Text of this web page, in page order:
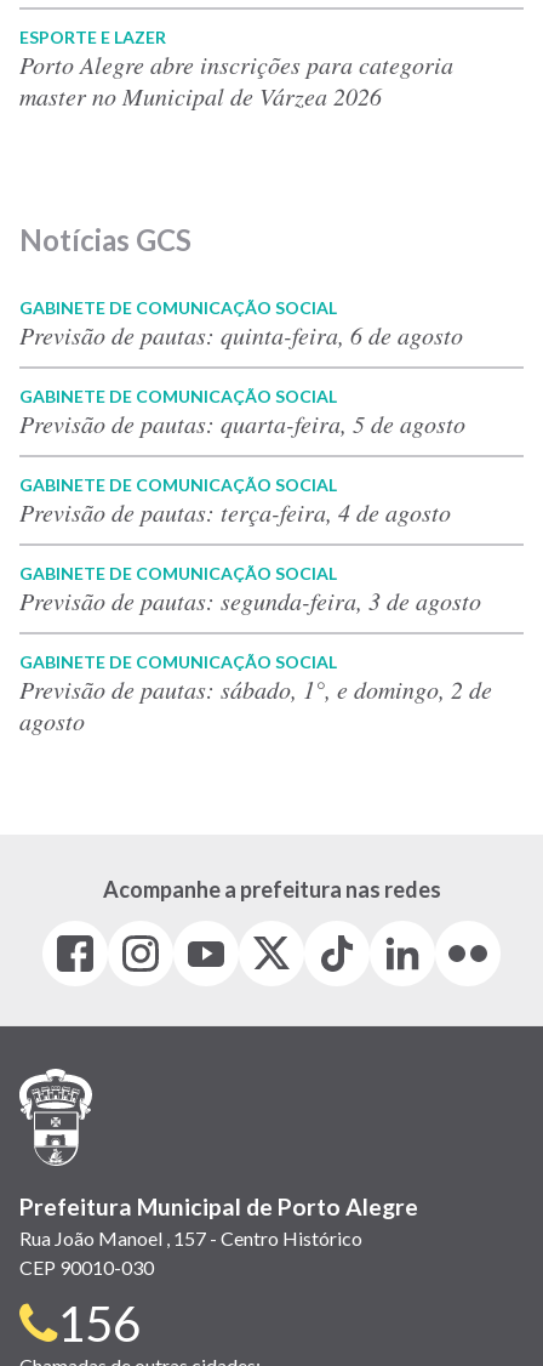
ESPORTE E LAZER
Porto Alegre abre inscrições para categoria
master no Municipal de Várzea 2026
Notícias GCS
GABINETE DE COMUNICAÇÃO SOCIAL
Previsão de pautas: quinta-feira, 6 de agosto
GABINETE DE COMUNICAÇÃO SOCIAL
Previsão de pautas: quarta-feira, 5 de agosto
GABINETE DE COMUNICAÇÃO SOCIAL
Previsão de pautas: terça-feira, 4 de agosto
GABINETE DE COMUNICAÇÃO SOCIAL
Previsão de pautas: segunda-feira, 3 de agosto
GABINETE DE COMUNICAÇÃO SOCIAL
Previsão de pautas: sábado, 1°, e domingo, 2 de
agosto
Acompanhe a prefeitura nas redes
Facebook
(link
em
janela)
Instagram
(link
em
(link
em
(Antigo
(link
Tiktok
(link
em
LinkedIn
(link
em
(link
em
Prefeitura Municipal de Porto Alegre
Rua João Manoel , 157 - Centro Histórico
CEP 90010-030
Telefone
156